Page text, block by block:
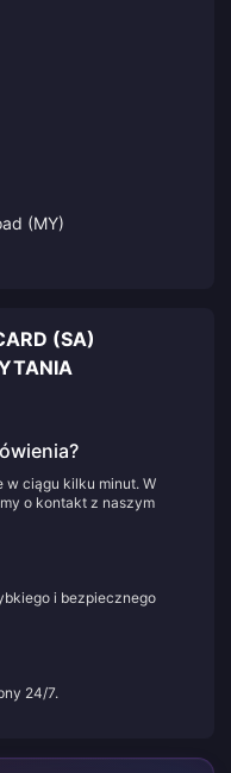
(MY)
(SA)
ciągu kilku minut. W
o kontakt z naszym
i bezpiecznego
24/7.